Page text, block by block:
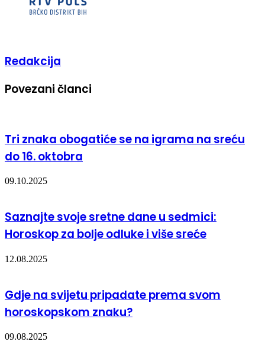
Redakcija
Povezani članci
Tri znaka obogatiće se na igrama na sreću
do 16. oktobra
09.10.2025
Saznajte svoje sretne dane u sedmici:
Horoskop za bolje odluke i više sreće
12.08.2025
Gdje na svijetu pripadate prema svom
horoskopskom znaku?
09.08.2025